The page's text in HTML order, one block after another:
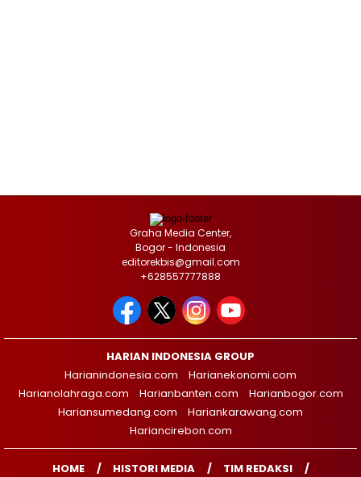
Graha Media Center,
Bogor - Indonesia
editorekbis@gmail.com
+628557777888
HARIAN INDONESIA GROUP
Harianindonesia.com
Harianekonomi.com
Harianolahraga.com
Harianbanten.com
Harianbogor.com
Hariansumedang.com
Hariankarawang.com
Hariancirebon.com
HOME HISTORI MEDIA
TIM REDAKSI